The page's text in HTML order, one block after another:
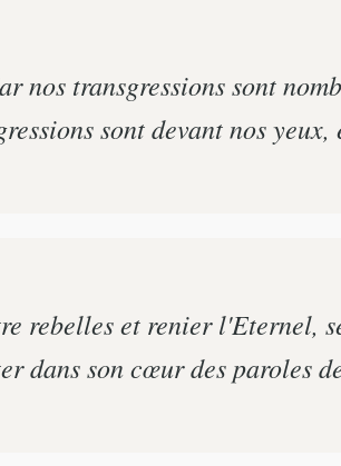
nos transgressions sont
sont devant nos
rebelles et renier l'Eternel,
dans son cœur des paroles